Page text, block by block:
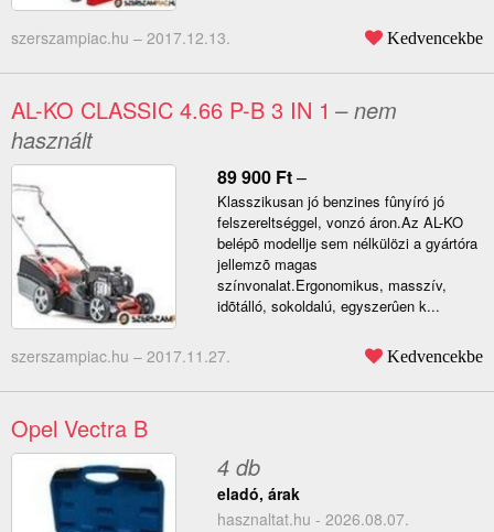
szerszampiac.hu – 2017.12.13. Kedvencekbe
AL-KO CLASSIC 4.66 P-B 3 IN 1 – nem
használt
89 900 Ft–
Klasszikusan jó benzines fûnyíró jó
felszereltséggel, vonzó áron.Az AL-KO
belépõ modellje sem nélkülözi a gyártóra
jellemzõ magas
színvonalat.Ergonomikus, masszív,
idõtálló, sokoldalú, egyszerûen k...
szerszampiac.hu – 2017.11.27. Kedvencekbe
Opel Vectra B
4 db
eladó, árak
hasznaltat.hu - 2026.08.07.